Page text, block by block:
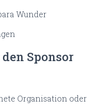
Wunder
Sponsor
Organisation oder